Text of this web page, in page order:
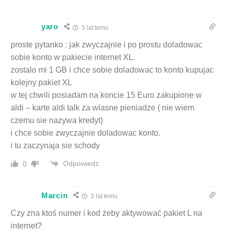
yaro 5 lat temu
proste pytanko : jak zwyczajnie i po prostu doladowac
sobie konto w pakiecie internet XL.
zostalo mi 1 GB i chce sobie doladowac to konto kupujac
kolejny pakiet XL
w tej chwili posiadam na koncie 15 Euro zakupione w
aldi – karte aldi talk za wlasne pieniadze ( nie wiem
czemu sie nazywa kredyt)
i chce sobie zwyczajnie doladowac konto.
i tu zaczynaja sie schody
0 Odpowiedz
Marcin 5 lat temu
Czy zna ktoś numer i kod żeby aktywować pakiet L na
internet?